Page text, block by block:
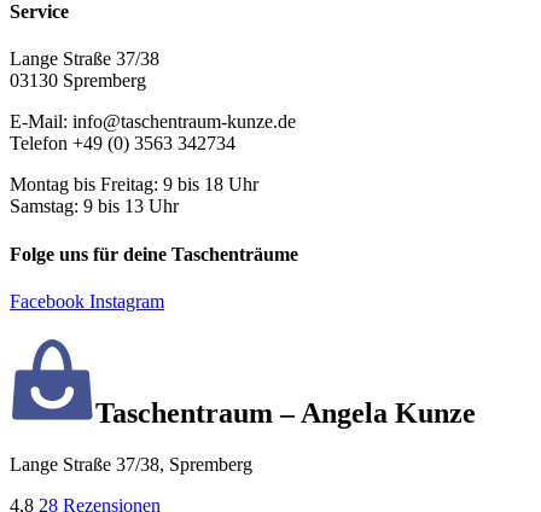
Service
Lange Straße 37/38
03130 Spremberg
E-Mail: info@taschentraum-kunze.de
Telefon +49 (0) 3563 342734
Montag bis Freitag: 9 bis 18 Uhr
Samstag: 9 bis 13 Uhr
Folge uns für deine Taschenträume
Facebook Instagram
Taschentraum – Angela Kunze
Lange Straße 37/38, Spremberg
4,8 28 Rezensionen